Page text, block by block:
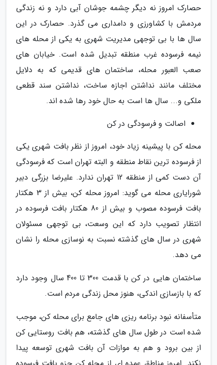
حصارک امروز نه دیگر چشمه جوشان آبی دارد و نه زندگی
مردمش با کشاورزی و دامداری می گذرد. حصارک در این
سال ها با بی توجهی مدیریت شهری به یکی از محله های
نیمه فرسوده غرب منطقه تبدیل شده است. خیابان های
صعب العبور محله، ساختمان های قدیمی که به دلایل
مختلف مانند نداشتن اجازه ساخت، نداشتن سند قطعی
ملکی و... سال ها است به حال خود رها شده اند.
اصالت و فرسودگی در کن
محله کن با پیشینه زیاد خود، امروز از نظر بافت شهری یکی
از فرسوده ترین نقاط منطقه و البته تهران است که فرسودگی
آن دست کمی از منطقه 12 تهران ندارد. علیرضا بزرگی دبیر
شورایاری محله می گوید: امروز محله کن، بیش از 3 هکتار
بافت فرسوده مصوب و بیش از 80 هکتار بافت فرسوده در
انتظار تصویب دارد که این وسعت، بی توجهی مسئولان
شهری در سال های گذشته نسبت به نوسازی محله را نشان
می دهد.
ساختمان هایی در کن با قدمت 300 تا 400 سال وجود دارد
که با بازسازی اندکی، هنوز محل زندگی مردم است.
متأسفانه نبود برنامه ریزی های جامع برای محله کن، موجب
شده است در طول سال های گذشته، هم بافت روستایی کن
از بین برود و هم به موازات آن بافت شهری توسعه پیدا